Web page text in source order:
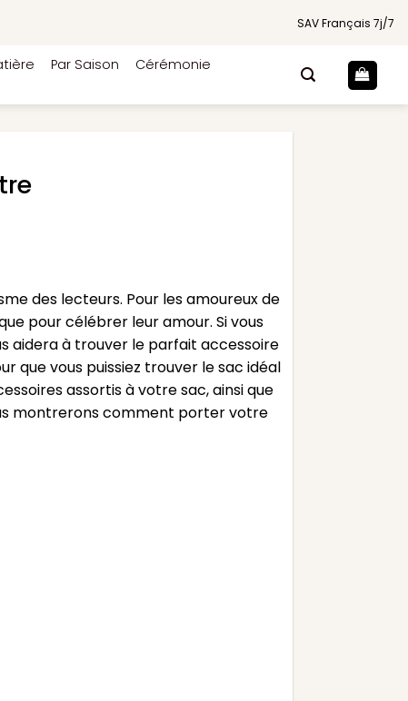
SAV Français 7j/7
Par Saison Cérémonie
des lecteurs. Pour les amoureux de
pour célébrer leur amour. Si vous
aidera à trouver le parfait accessoire
que vous puissiez trouver le sac idéal
assortis à votre sac, ainsi que
montrerons comment porter votre